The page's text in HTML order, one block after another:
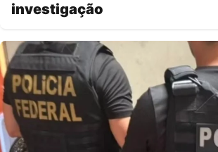
investigação